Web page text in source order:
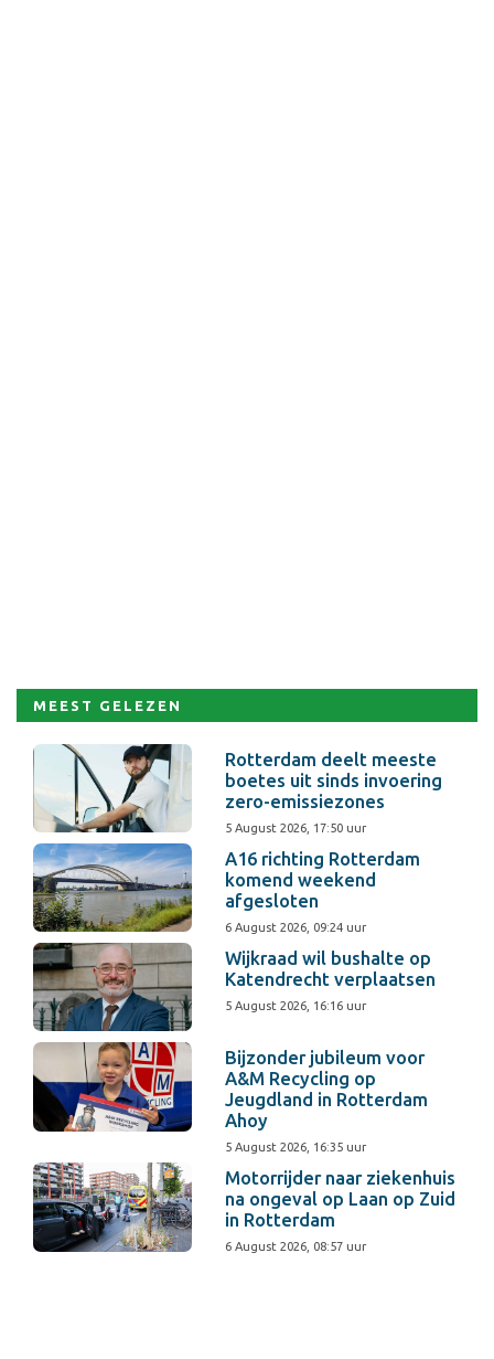
MEEST GELEZEN
Rotterdam deelt meeste
boetes uit sinds invoering
zero-emissiezones
5 August 2026, 17:50 uur
A16 richting Rotterdam
komend weekend
afgesloten
6 August 2026, 09:24 uur
Wijkraad wil bushalte op
Katendrecht verplaatsen
5 August 2026, 16:16 uur
Bijzonder jubileum voor
A&M Recycling op
Jeugdland in Rotterdam
Ahoy
5 August 2026, 16:35 uur
Motorrijder naar ziekenhuis
na ongeval op Laan op Zuid
in Rotterdam
6 August 2026, 08:57 uur